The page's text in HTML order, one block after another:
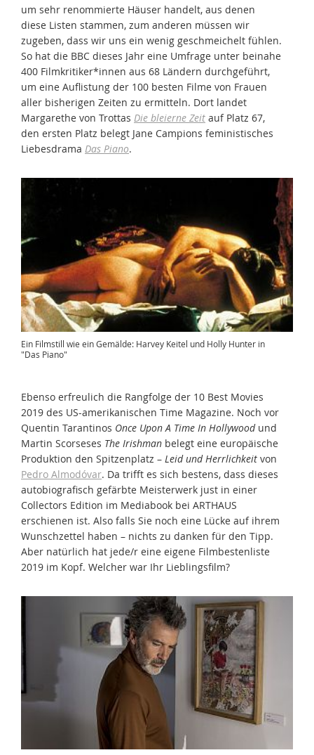
um sehr renommierte Häuser handelt, aus denen
diese Listen stammen, zum anderen müssen wir
zugeben, dass wir uns ein wenig geschmeichelt fühlen.
So hat die BBC dieses Jahr eine Umfrage unter beinahe
400 Filmkritiker*innen aus 68 Ländern durchgeführt,
um eine Auflistung der 100 besten Filme von Frauen
aller bisherigen Zeiten zu ermitteln. Dort landet
Margarethe von Trottas Die bleierne Zeit auf Platz 67,
den ersten Platz belegt Jane Campions feministisches
Liebesdrama Das Piano.
Ein Filmstill wie ein Gemälde: Harvey Keitel und Holly Hunter in
"Das Piano"
Ebenso erfreulich die Rangfolge der 10 Best Movies
2019 des US-amerikanischen Time Magazine. Noch vor
Quentin Tarantinos Once Upon A Time In Hollywoodund
Martin Scorseses The Irishman belegt eine europäische
Produktion den Spitzenplatz – Leid und Herrlichkeit von
Pedro Almodóvar. Da trifft es sich bestens, dass dieses
autobiografisch gefärbte Meisterwerk just in einer
Collectors Edition im Mediabook bei ARTHAUS
erschienen ist. Also falls Sie noch eine Lücke auf ihrem
Wunschzettel haben – nichts zu danken für den Tipp.
Aber natürlich hat jede/r eine eigene Filmbestenliste
2019 im Kopf. Welcher war Ihr Lieblingsfilm?